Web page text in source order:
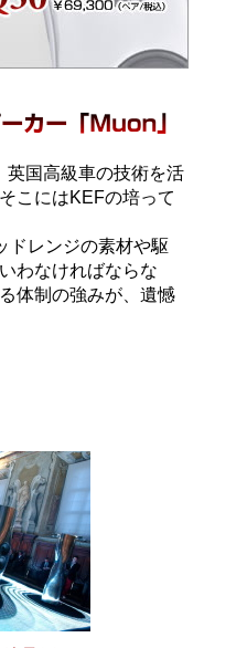
英国高級車の技術を活
こにはKEFの培って
ドレンジの素材や駆
わなければならな
体制の強みが、遺憾